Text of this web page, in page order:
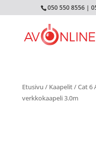
050 550 8556 |
Etusivu / Kaapelit/Cat 6
verkkokaapeli 3.0m